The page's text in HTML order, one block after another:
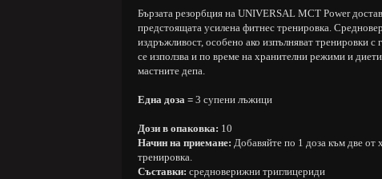
Бързата резорбция на UNIVERSAL MCT Power
предстоящата усилена фитнес тренировка.
издръжливост, особено ако изпълняват тренировки
се използва и по време на хранителни режими и
мастните депа.
Една доза = 3 супени лъжици
Дози в опаковка: 10
Начин на приемане: Добавяйте по 1 доза към две от
тренировка.
Съставки: средноверижни триглицериди